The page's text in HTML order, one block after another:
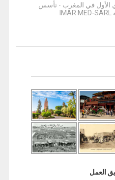
الأول في المغرب - تأسس
العمل